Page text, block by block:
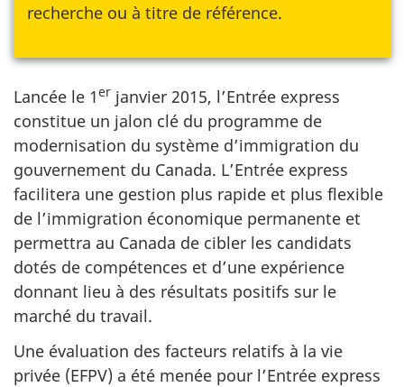
recherche ou à titre de référence.
Lancée le 1er janvier 2015, l’Entrée express
constitue un jalon clé du programme de
modernisation du système d’immigration du
gouvernement du Canada. L’Entrée express
facilitera une gestion plus rapide et plus flexible
de l’immigration économique permanente et
permettra au Canada de cibler les candidats
dotés de compétences et d’une expérience
donnant lieu à des résultats positifs sur le
marché du travail.
Une évaluation des facteurs relatifs à la vie
privée (EFPV) a été menée pour l’Entrée express